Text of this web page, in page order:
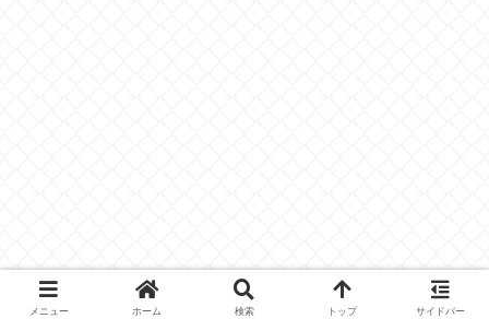
メニュー ホーム 検索 トップ サイドバー